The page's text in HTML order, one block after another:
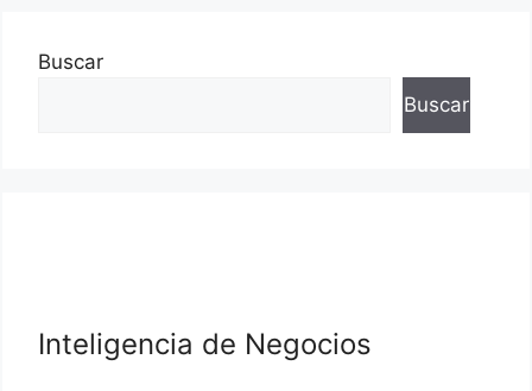
Buscar
Buscar
Inteligencia de Negocios